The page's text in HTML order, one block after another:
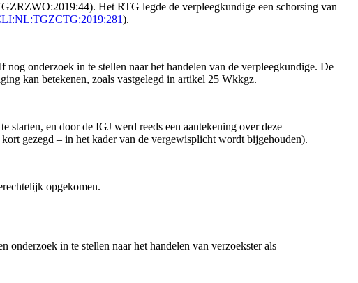
Het RTG legde de verpleegkundige een schorsing van
).
onderzoek in te stellen naar het handelen van de verpleegkundige. De
kan betekenen, zoals vastgelegd in artikel 25 Wkkgz.
en door de IGJ werd reeds een aantekening over deze
gezegd – in het kader van de vergewisplicht wordt bijgehouden).
opgekomen.
in te stellen naar het handelen van verzoekster als